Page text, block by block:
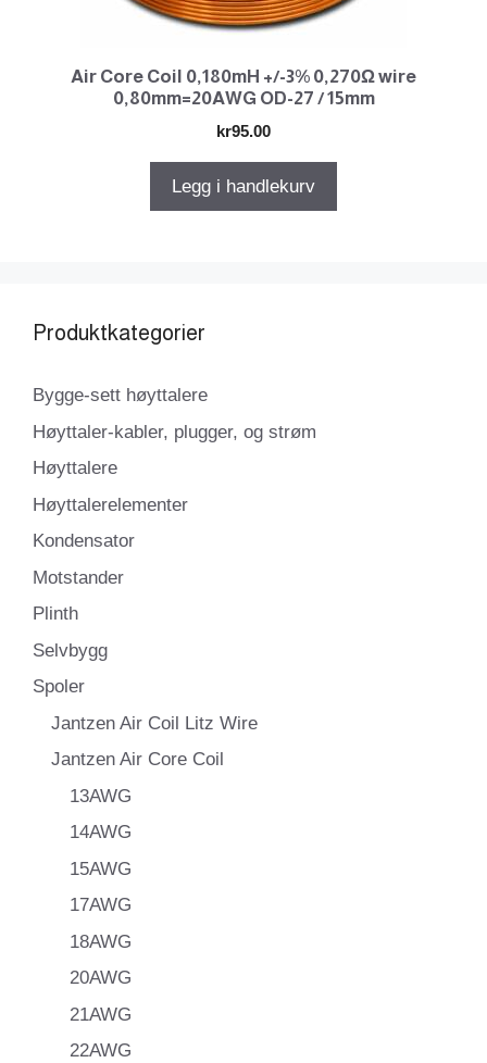
Air Core Coil 0,180mH +/-3% 0,270Ω wire
0,80mm=20AWG OD-27 / 15mm
kr95.00
Legg i handlekurv
Produktkategorier
Bygge-sett høyttalere
Høyttaler-kabler, plugger, og strøm
Høyttalere
Høyttalerelementer
Kondensator
Motstander
Plinth
Selvbygg
Spoler
Jantzen Air Coil Litz Wire
Jantzen Air Core Coil
13AWG
14AWG
15AWG
17AWG
18AWG
20AWG
21AWG
22AWG